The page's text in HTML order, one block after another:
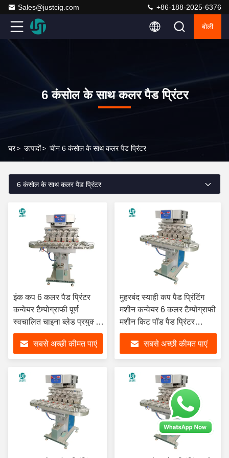
Sales@justcig.com +86-188-2025-6376
बोली
6 कंसोल के साथ कलर पैड प्रिंटर
घर> उत्पादों> चीन 6 कंसोल के साथ कलर पैड प्रिंटर
6 कंसोल के साथ कलर पैड प्रिंटर
इंक कप 6 कलर पैड प्रिंटर
कन्वेयर टैम्पोग्राफी पूर्ण
स्वचालित चाइना ब्लेड प्रयुक्त
पैड प्रिंटिंग मशीन सामान के
साथ
सबसे अच्छी कीमत पाएं
मुहरबंद स्याही कप पैड प्रिंटिंग
मशीन कन्वेयर 6 कलर टैम्पोग्राफी
मशीन किट पॉड पैड प्रिंटर
सिलिकॉन रबर बम्पर के लिए
सबसे अच्छी कीमत पाएं